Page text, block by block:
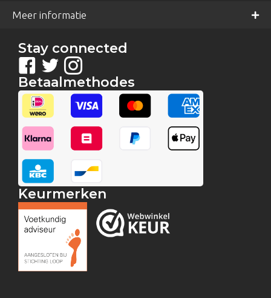
Meer informatie
Stay connected
Betaalmethodes
Keurmerken